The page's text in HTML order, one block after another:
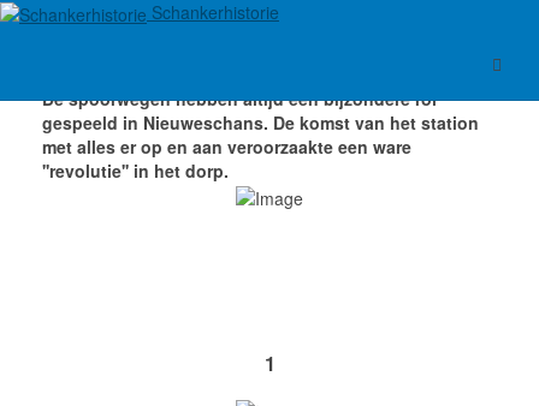
Schankerhistorie
De spoorwegen hebben altijd een bijzondere rol
gespeeld in Nieuweschans. De komst van het station
met alles er op en aan veroorzaakte een ware
''revolutie'' in het dorp.
1